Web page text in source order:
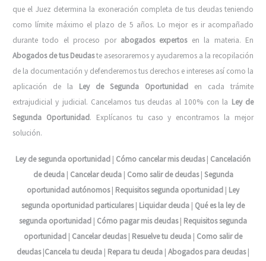
que el Juez determina la exoneración completa de tus deudas teniendo
como límite máximo el plazo de 5 años. Lo mejor es ir acompañado
durante todo el proceso por abogados expertosen la materia. En
Abogados de tus Deudaste asesoraremos y ayudaremos a la recopilación
de la documentación y defenderemos tus derechos e intereses así como la
aplicación de la Ley de Segunda Oportunidad en cada trámite
extrajudicial y judicial. Cancelamos tus deudas al 100% con la Ley de
Segunda Oportunidad. Explícanos tu caso y encontramos la mejor
solución.
Ley de segunda oportunidad | Cómo cancelar mis deudas| Cancelación
de deuda| Cancelar deuda| Como salir de deudas| Segunda
oportunidad autónomos| Requisitos segunda oportunidad | Ley
segunda oportunidad particulares| Liquidar deuda | Qué es la ley de
segunda oportunidad | Cómo pagar mis deudas| Requisitos segunda
oportunidad | Cancelar deudas| Resuelve tu deuda | Como salir de
deudas|Cancela tu deuda | Repara tu deuda | Abogados para deudas|